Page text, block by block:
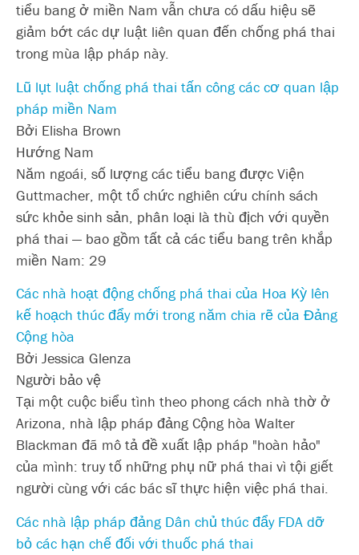
tiểu bang ở miền Nam vẫn chưa có dấu hiệu sẽ
giảm bớt các dự luật liên quan đến chống phá thai
trong mùa lập pháp này.
Lũ lụt luật chống phá thai tấn công các cơ quan lập
pháp miền Nam
Bởi Elisha Brown
Hướng Nam
Năm ngoái, số lượng các tiểu bang được Viện
Guttmacher, một tổ chức nghiên cứu chính sách
sức khỏe sinh sản, phân loại là thù địch với quyền
phá thai — bao gồm tất cả các tiểu bang trên khắp
miền Nam: 29
Các nhà hoạt động chống phá thai của Hoa Kỳ lên
kế hoạch thúc đẩy mới trong năm chia rẽ của Đảng
Cộng hòa
Bởi Jessica Glenza
Người bảo vệ
Tại một cuộc biểu tình theo phong cách nhà thờ ở
Arizona, nhà lập pháp đảng Cộng hòa Walter
Blackman đã mô tả đề xuất lập pháp "hoàn hảo"
của mình: truy tố những phụ nữ phá thai vì tội giết
người cùng với các bác sĩ thực hiện việc phá thai.
Các nhà lập pháp đảng Dân chủ thúc đẩy FDA dỡ
bỏ các hạn chế đối với thuốc phá thai